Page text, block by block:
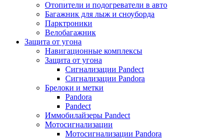
Отопители и подогреватели в авто
Багажник для лыж и сноуборда
Парктроники
Велобагажник
Защита от угона
Навигационные комплексы
Защита от угона
Сигнализации Pandect
Сигнализации Pandora
Брелоки и метки
Pandora
Pandect
Иммобилайзеры Pandect
Мотосигнализации
Мотосигнализации Pandora